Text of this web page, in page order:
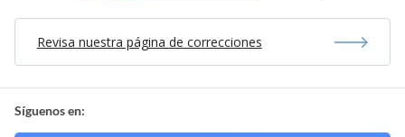
Revisa nuestra página de correcciones
Síguenos en: